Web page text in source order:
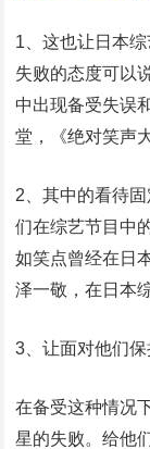
1、这也让日本
失败的态度可以
中出现备受失误
堂，《绝对笑声
2、其中的看待
们在综艺节目中
如笑点曾经在日
泽一敬，在日本
3、让面对他们保
在备受这种情况
星的失败。给他